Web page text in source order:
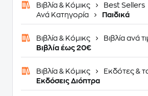
Βιβλία & Κόμικς
Best Sellers
Ανά Κατηγορία
Παιδικά
Βιβλία & Κόμικς
Βιβλία ανά
Βιβλία έως 20€
Βιβλία & Κόμικς
Εκδότες &
Εκδόσεις Διόπτρα